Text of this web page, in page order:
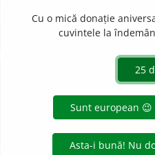
surse
(de oameni, de animale);
Cu o mică donație
cuvintele la